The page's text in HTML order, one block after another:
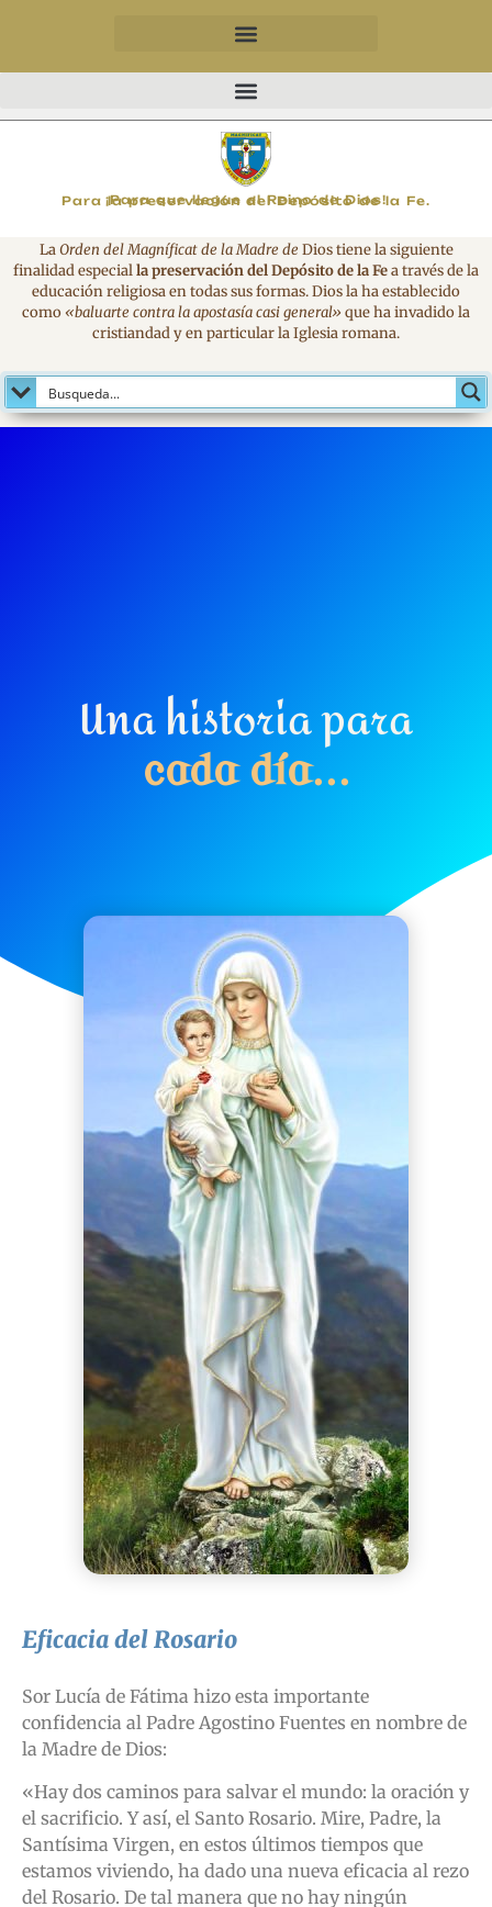
Para la preservación del Depósito de la Fe.
¡Para que llegue el Reino de Dios!
MAGNIFICAT
LaOrden del Magníficat de la Madre deDios tiene la siguiente
finalidad especialla preservación del Depósito de la Fea través de la
educación religiosa en todas sus formas. Dios la ha establecido
como «baluarte contra la apostasía casi general» que ha invadido la
cristiandad y en particular la Iglesia romana.
Una historia para
cada día...
Eficacia del Rosario
Sor Lucía de Fátima hizo esta importante
confidencia al Padre Agostino Fuentes en nombre de
la Madre de Dios:
«Hay dos caminos para salvar el mundo: la oración y
el sacrificio. Y así, el Santo Rosario. Mire, Padre, la
Santísima Virgen, en estos últimos tiempos que
estamos viviendo, ha dado una nueva eficacia al rezo
del Rosario. De tal manera que no hay ningún